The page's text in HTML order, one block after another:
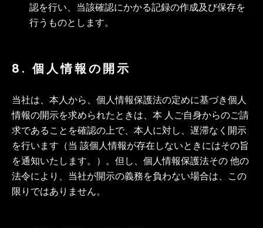
認を行い、当該確認にかかる記録の作成及び保存を
行うものとします。
8. 個人情報の開示
当社は、本人から、個人情報保護法の定めに基づき個人
情報の開示を求められたときは、本 人ご自身からのご請
求であることを確認の上で、本人に対し、遅滞なく開示
を行います（当 該個人情報が存在しないときにはその旨
を通知いたします。）。但し、個人情報保護法その 他の
法令により、当社が開示の義務を負わない場合は、この
限りではありません。